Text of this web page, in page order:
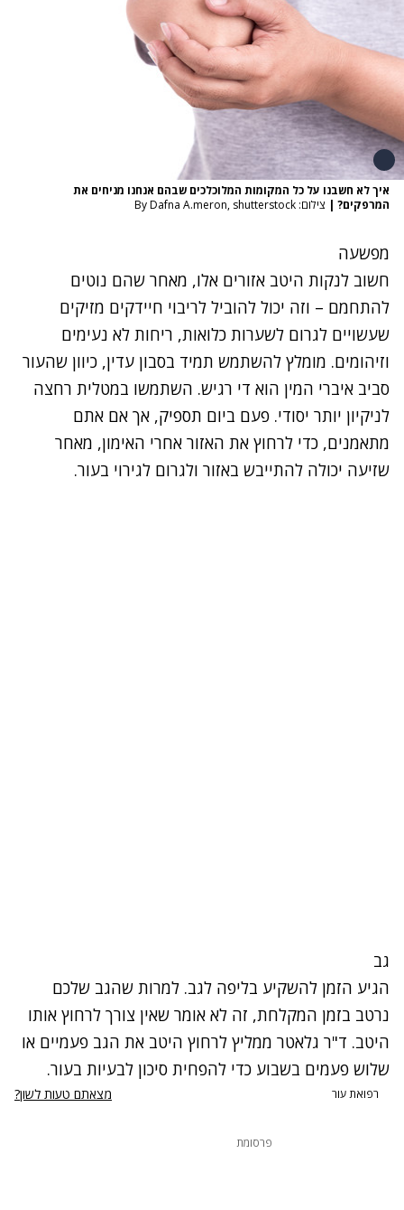
איך לא חשבנו על כל המקומות המלוכלכים שבהם אנחנו מניחים את
המרפקים? | צילום: By Dafna A.meron, shutterstock
מפשעה
חשוב לנקות היטב אזורים אלו, מאחר שהם נוטים
להתחמם – וזה יכול להוביל לריבוי חיידקים מזיקים
שעשויים לגרום לשערות כלואות, ריחות לא נעימים
וזיהומים. מומלץ להשתמש תמיד בסבון עדין, כיוון שהעור
סביב איברי המין הוא די רגיש. השתמשו במטלית רחצה
לניקיון יותר יסודי. פעם ביום תספיק, אך אם אתם
מתאמנים, כדי לרחוץ את האזור אחרי האימון, מאחר
שזיעה יכולה להתייבש באזור ולגרום לגירוי בעור.
גב
הגיע הזמן להשקיע בליפה לגב. למרות שהגב שלכם
נרטב בזמן המקלחת, זה לא אומר שאין צורך לרחוץ אותו
היטב. ד"ר גלאטר ממליץ לרחוץ היטב את הגב פעמיים או
שלוש פעמים בשבוע כדי להפחית סיכון לבעיות בעור.
רפואת עור מצאתם טעות לשון?
פרסומת